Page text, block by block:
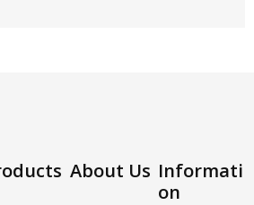
About Us Informati
on